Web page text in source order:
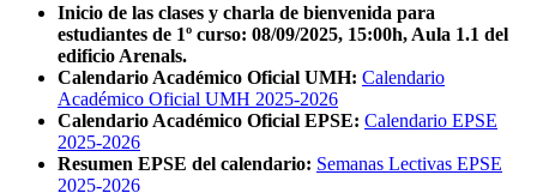
Inicio de las clases y charla de bienvenida para
estudiantes de 1º curso: 08/09/2025, 15:00h, Aula 1.1 del
edificio Arenals.
Calendario Académico Oficial UMH: Calendario
Académico Oficial UMH 2025-2026
Calendario Académico Oficial EPSE: Calendario EPSE
2025-2026
Resumen EPSE del calendario: Semanas Lectivas EPSE
2025-2026